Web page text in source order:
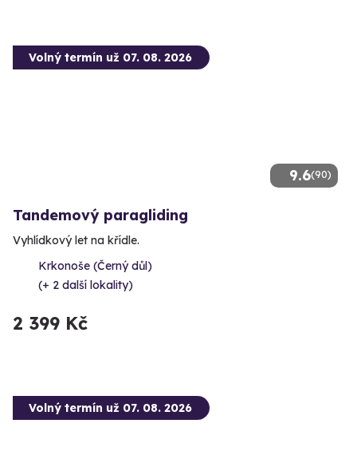
9.6(90)
Volný termín už 07. 08. 2026
Tandemový paragliding
Vyhlídkový let na křídle.
Krkonoše (Černý důl)
(+ 2 další lokality)
2 399 Kč
Volný termín už 07. 08. 2026